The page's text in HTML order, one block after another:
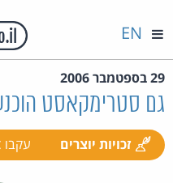
EN
29 בספטמבר 2006
גם סטרימקאסט
זכויות יוצרים עקבו